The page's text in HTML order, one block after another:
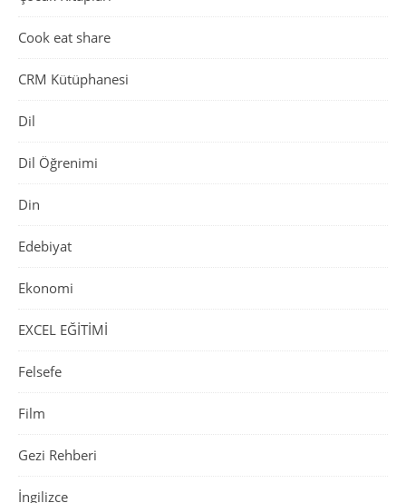
Cook eat share
CRM Kütüphanesi
Dil
Dil Öğrenimi
Din
Edebiyat
Ekonomi
EXCEL EĞİTİMİ
Felsefe
Film
Gezi Rehberi
İngilizce